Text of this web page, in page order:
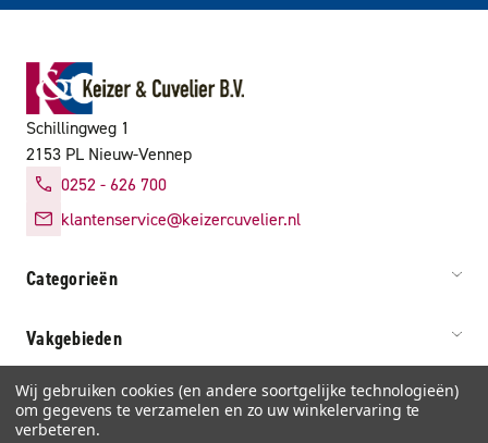
Schillingweg 1
2153 PL Nieuw-Vennep
0252 - 626 700
klantenservice@keizercuvelier.nl
Categorieën
Vakgebieden
Service & info
Wij gebruiken cookies (en andere soortgelijke technologieën)
om gegevens te verzamelen en zo uw winkelervaring te
verbeteren.